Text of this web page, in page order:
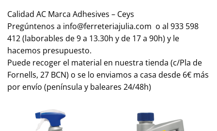
Calidad AC Marca Adhesives – Ceys
Pregúntenos a info@ferreteriajulia.com o al 933 598
412 (laborables de 9 a 13.30h y de 17 a 90h) y le
hacemos presupuesto.
Puede recoger el material en nuestra tienda (c/Pla de
Fornells, 27 BCN) o se lo enviamos a casa desde 6€ más
por envío (península y baleares 24/48h)